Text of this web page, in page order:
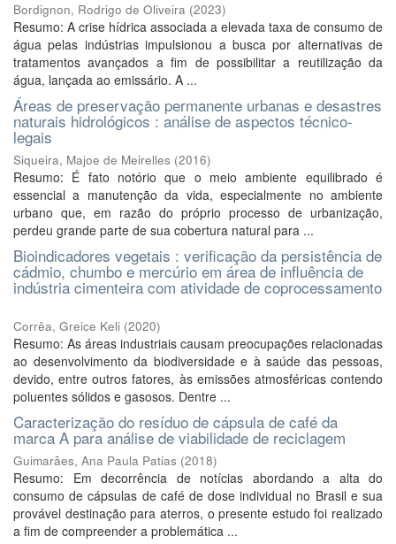
Bordignon, Rodrigo de Oliveira (2023)
Resumo: A crise hídrica associada a elevada taxa de consumo de
água pelas indústrias impulsionou a busca por alternativas de
tratamentos avançados a fim de possibilitar a reutilização da
água, lançada ao emissário. A ...
Áreas de preservação permanente urbanas e desastres
naturais hidrológicos : análise de aspectos técnico-
legais
Siqueira, Majoe de Meirelles (2016)
Resumo: É fato notório que o meio ambiente equilibrado é
essencial a manutenção da vida, especialmente no ambiente
urbano que, em razão do próprio processo de urbanização,
perdeu grande parte de sua cobertura natural para ...
Bioindicadores vegetais : verificação da persistência de
cádmio, chumbo e mercúrio em área de influência de
indústria cimenteira com atividade de coprocessamento
Corrêa, Greice Keli (2020)
Resumo: As áreas industriais causam preocupações relacionadas
ao desenvolvimento da biodiversidade e à saúde das pessoas,
devido, entre outros fatores, às emissões atmosféricas contendo
poluentes sólidos e gasosos. Dentre ...
Caracterização do resíduo de cápsula de café da
marca A para análise de viabilidade de reciclagem
Guimarães, Ana Paula Patias (2018)
Resumo: Em decorrência de notícias abordando a alta do
consumo de cápsulas de café de dose individual no Brasil e sua
provável destinação para aterros, o presente estudo foi realizado
a fim de compreender a problemática ...